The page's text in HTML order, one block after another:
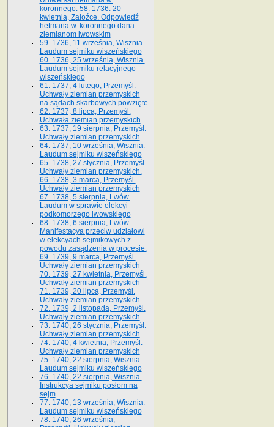
koronnego. 58. 1736. 20
kwietnia, Załoźce. Odpowiedź
hetmana w. koronnego dana
ziemianom lwowskim
59. 1736, 11 września, Wisznia.
Laudum sejmiku wiszeńskiego
60. 1736, 25 września, Wisznia.
Laudum sejmiku relacyjnego
wiszeńskiego
61. 1737, 4 lutego, Przemyśl.
Uchwały ziemian przemyskich
na sądach skarbowych powzięte
62. 1737, 8 lipca, Przemyśl.
Uchwała ziemian przemyskich
63. 1737, 19 sierpnia, Przemyśl.
Uchwały ziemian przemyskich
64. 1737, 10 września, Wisznia.
Laudum sejmiku wiszeńskiego
65. 1738, 27 stycznia, Przemyśl.
Uchwały ziemian przemyskich­­.
66. 1738, 3 marca, Przemyśl.
Uchwały ziemian przemyskich­
67. 1738, 5 sierpnia, Lwów.
Laudum w sprawie elekcyi
podkomorzego lwowskiego
68. 1738, 6 sierpnia, Lwów.
Manifestacya przeciw udziałowi
w elekcyach sejmikowych z
powodu zasądzenia w procesie.
69. 1739, 9 marca, Przemyśl.
Uchwały ziemian przemyskich
70. 1739, 27 kwietnia, Przemyśl.
Uchwały ziemian przemyskich
71. 1739, 20 lipca, Przemyśl.
Uchwały ziemian przemyskich
72. 1739, 2 listopada, Przemyśl.
Uchwały ziemian przemyskich
73. 1740, 26 stycznia, Przemyśl.
Uchwały ziemian przemyskich
74. 1740, 4 kwietnia, Przemyśl.
Uchwały ziemian przemyskich
75. 1740, 22 sierpnia, Wisznia.
Laudum sejmiku wiszeńskiego
76. 1740, 22 sierpnia, Wisznia.
Instrukcya sejmiku posłom na
sejm
77. 1740, 13 września, Wisznia.
Laudum sejmiku wiszeńskiego
78. 1740, 26 września,